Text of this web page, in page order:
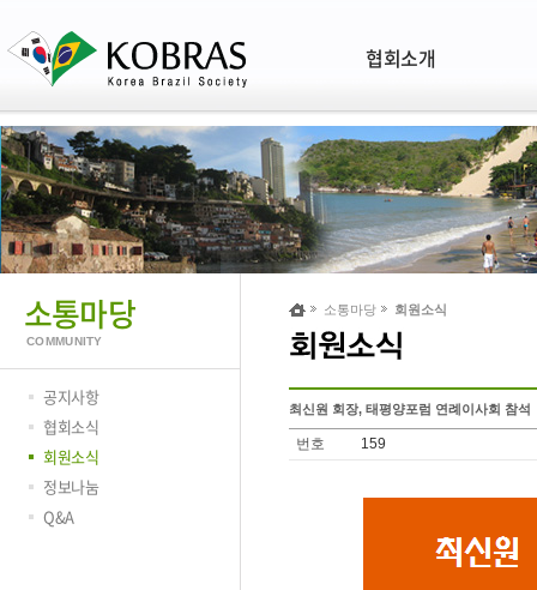
협회소개
소통마당
COMMUNITY
공지사항
협회소식
회원소식
정보나눔
Q&A
소통마당 회원소식
최신원 회장, 태평양포럼 연례이사회 참석
번호 159